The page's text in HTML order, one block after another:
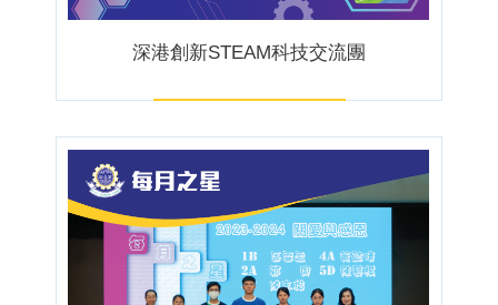
深港創新STEAM科技交流團